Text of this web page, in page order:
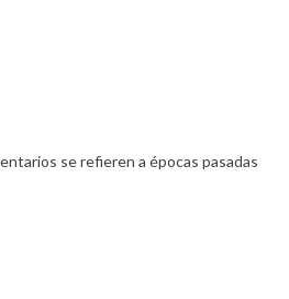
se refieren a épocas pasadas